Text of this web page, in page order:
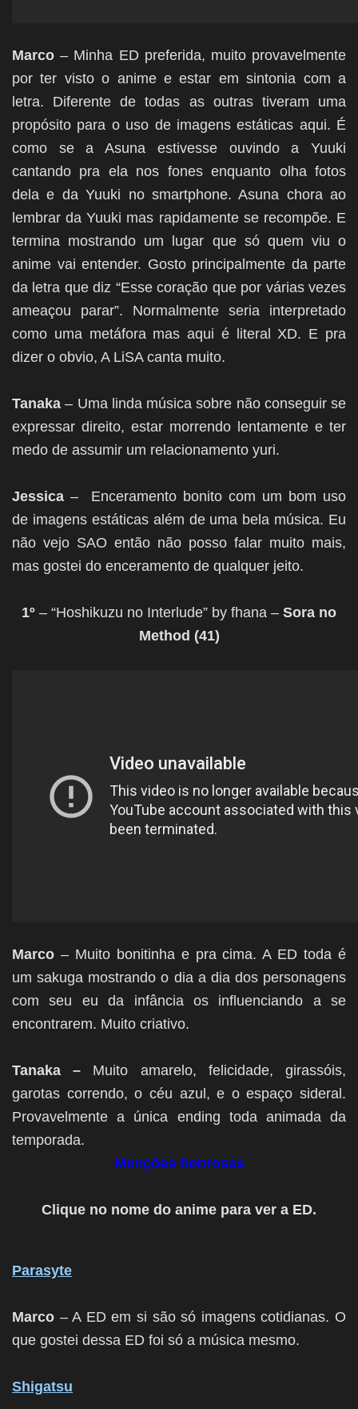
Marco – Minha ED preferida, muito provavelmente
por ter visto o anime e estar em sintonia com a
letra. Diferente de todas as outras tiveram uma
propósito para o uso de imagens estáticas aqui. É
como se a Asuna estivesse ouvindo a Yuuki
cantando pra ela nos fones enquanto olha fotos
dela e da Yuuki no smartphone. Asuna chora ao
lembrar da Yuuki mas rapidamente se recompõe. E
termina mostrando um lugar que só quem viu o
anime vai entender. Gosto principalmente da parte
da letra que diz “Esse coração que por várias vezes
ameaçou parar”. Normalmente seria interpretado
como uma metáfora mas aqui é literal XD. E pra
dizer o obvio, A LiSA canta muito.
Tanaka – Uma linda música sobre não conseguir se
expressar direito, estar morrendo lentamente e ter
medo de assumir um relacionamento yuri.
Jessica – Enceramento bonito com um bom uso
de imagens estáticas além de uma bela música. Eu
não vejo SAO então não posso falar muito mais,
mas gostei do enceramento de qualquer jeito.
1º – “Hoshikuzu no Interlude” by fhana – Sora no
Method (41)
Marco – Muito bonitinha e pra cima. A ED toda é
um sakuga mostrando o dia a dia dos personagens
com seu eu da infância os influenciando a se
encontrarem. Muito criativo.
Tanaka – Muito amarelo, felicidade, girassóis,
garotas correndo, o céu azul, e o espaço sideral.
Provavelmente a única ending toda animada da
temporada.
Menções honrosas
Clique no nome do anime para ver a ED.
Parasyte
Marco – A ED em si são só imagens cotidianas. O
que gostei dessa ED foi só a música mesmo.
Shigatsu